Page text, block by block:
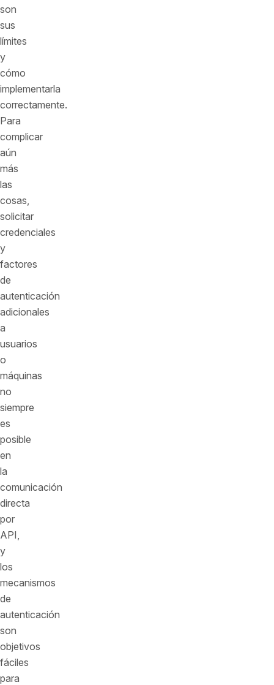
son
sus
límites
y
cómo
implementarla
correctamente.
Para
complicar
aún
más
las
cosas,
solicitar
credenciales
y
factores
de
autenticación
adicionales
a
usuarios
o
máquinas
no
siempre
es
posible
en
la
comunicación
directa
por
API,
y
los
mecanismos
de
autenticación
son
objetivos
fáciles
para